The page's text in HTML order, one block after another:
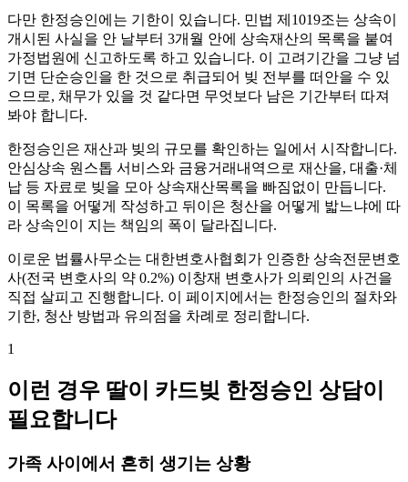
다만 한정승인에는 기한이 있습니다. 민법 제1019조는 상속이
개시된 사실을 안 날부터 3개월 안에 상속재산의 목록을 붙여
가정법원에 신고하도록 하고 있습니다. 이 고려기간을 그냥 넘
기면 단순승인을 한 것으로 취급되어 빚 전부를 떠안을 수 있
으므로, 채무가 있을 것 같다면 무엇보다 남은 기간부터 따져
봐야 합니다.
한정승인은 재산과 빚의 규모를 확인하는 일에서 시작합니다.
안심상속 원스톱 서비스와 금융거래내역으로 재산을, 대출·체
납 등 자료로 빚을 모아 상속재산목록을 빠짐없이 만듭니다.
이 목록을 어떻게 작성하고 뒤이은 청산을 어떻게 밟느냐에 따
라 상속인이 지는 책임의 폭이 달라집니다.
이로운 법률사무소는 대한변호사협회가 인증한 상속전문변호
사(전국 변호사의 약 0.2%) 이창재 변호사가 의뢰인의 사건을
직접 살피고 진행합니다. 이 페이지에서는 한정승인의 절차와
기한, 청산 방법과 유의점을 차례로 정리합니다.
1
이런 경우 딸이 카드빚 한정승인 상담이
필요합니다
가족 사이에서 흔히 생기는 상황